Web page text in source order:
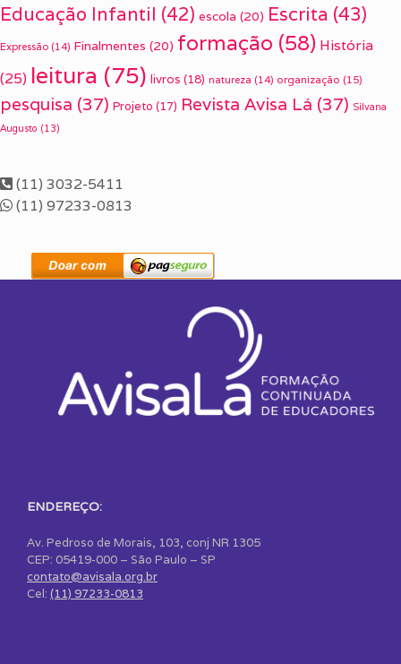
Educação Infantil (42) escola (20) Escrita (43)
Expressão (14) Finalmentes (20) formação (58) História
(25) leitura (75) livros (18) natureza (14) organização (15)
pesquisa (37) Projeto (17) Revista Avisa Lá (37) Silvana
Augusto (13)
(11) 3032-5411
(11) 97233-0813
ENDEREÇO:
Av. Pedroso de Morais, 103, conj NR 1305
CEP: 05419-000 – São Paulo – SP
contato@avisala.org.br
Cel: (11) 97233-0813